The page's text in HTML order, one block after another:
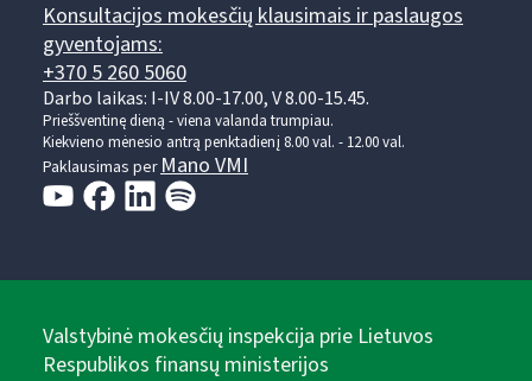
Konsultacijos mokesčių klausimais ir paslaugos
gyventojams:
+370 5 260 5060
Darbo laikas: I-IV 8.00-17.00, V 8.00-15.45.
Prieššventinę dieną - viena valanda trumpiau.
Kiekvieno mėnesio antrą penktadienį 8.00 val. - 12.00 val.
Paklausimas perMano VMI
Valstybinė mokesčių inspekcija prie Lietuvos
Respublikos finansų ministerijos